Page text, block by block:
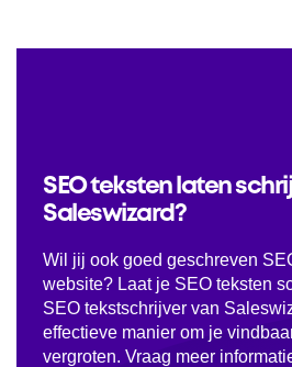
SEO teksten laten
Saleswizard?
Wil jij ook goed geschreven
website? Laat je SEO teksten
SEO tekstschrijver van
effectieve manier om je
vergroten. Vraag meer